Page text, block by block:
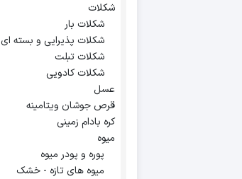
شکلات
شکلات بار
شکلات پذیرایی و بسته ای
شکلات تبلت
شکلات کادویی
عسل
قرص جوشان ویتامینه
کره بادام زمینی
میوه
پوره و پودر میوه
میوه های تازه - خشک